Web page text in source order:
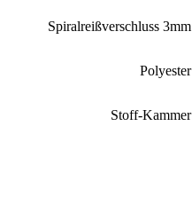
Spiralreißverschluss 3mm
Polyester
Stoff-Kammer